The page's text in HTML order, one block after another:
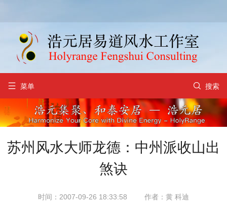
 菜单  搜索
苏州风水大师龙德：中州派收山出
煞诀
时间：2007-09-26 18:33:58 作者：黄 科迪